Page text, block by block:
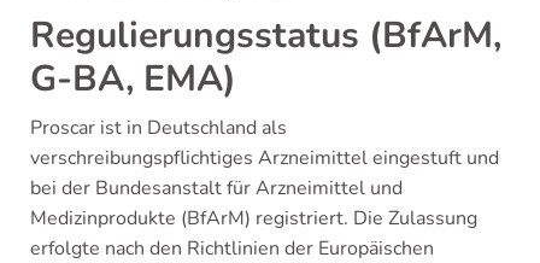
Regulierungsstatus (BfArM,
G-BA, EMA)
Proscar ist in Deutschland als
verschreibungspflichtiges Arzneimittel eingestuft und
bei der Bundesanstalt für Arzneimittel und
Medizinprodukte (BfArM) registriert. Die Zulassung
erfolgte nach den Richtlinien der Europäischen